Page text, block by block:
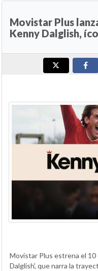
Movistar Plus
Kenny Dalglish,
Movistar Plus estrena el
Dalglish', que narra la